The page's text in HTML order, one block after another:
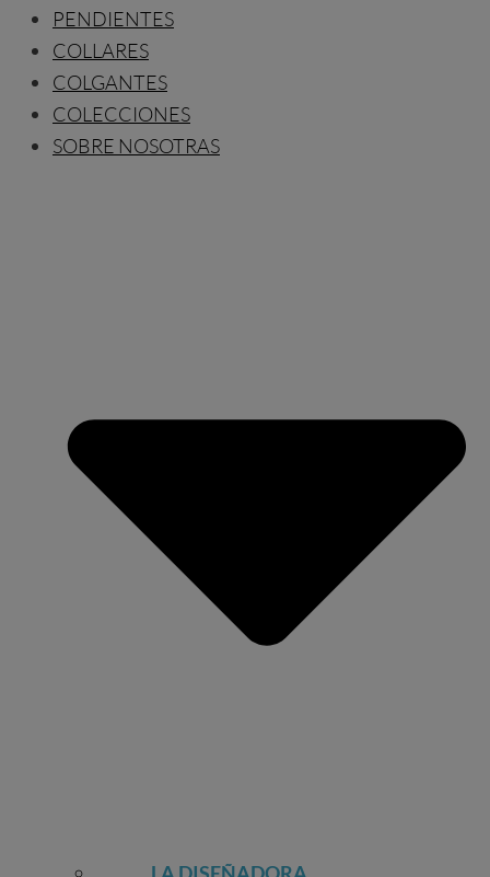
PENDIENTES
COLLARES
COLGANTES
COLECCIONES
SOBRE NOSOTRAS